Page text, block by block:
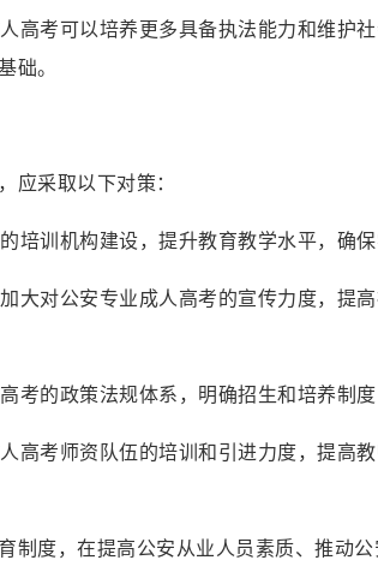
高考可以培养更多具备执法能力和维护
础。
应采取以下对策：
培训机构建设，提升教育教学水平，确
大对公安专业成人高考的宣传力度，提
考的政策法规体系，明确招生和培养制
高考师资队伍的培训和引进力度，提高
制度，在提高公安从业人员素质、推动